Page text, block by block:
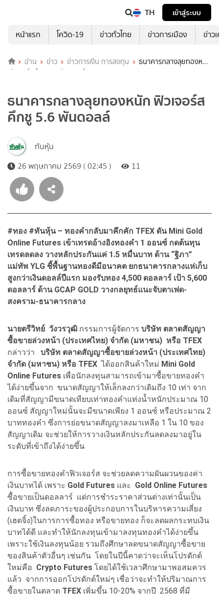
TH
เข้าสู่ระบบ
หน้าแรก
โควิด-19 ข่าวทั่วไทย ข่าวการเมือง ข่าว
อ่าน ข่าว ข่าวการเงิน การลงทุน
ธนาคารกลางลุยทองหนัก
ฟิวเจอร์สคึกชู 5.6 พันดอลล์
ธนาคารกลางลุยทองหนัก ฟิวเจอร์ส
คึกชู 5.6 พันดอลล์
ทันหุ้น
26 พฤษภาคม 2569 ( 02:45 )
11
#ทอง #ทันหุ้น – ทองคำกลับมาคึกคัก TFEX ดัน Mini Gold
Online Futures เข้าเทรดอ้างอิงทองคำ 1 ออนซ์ กดต้นทุน
เทรดลดลง วางหลักประกันแค่ 1.5 หมื่นบาท ด้าน “ฐิภา”
แม่ทัพ YLG ชี้พื้นฐานทองดีมีอนาคต ยกธนาคารกลางแห่เก็บ
สูงกว่าเงินดอลล์ปีแรก มองรับทอง 4,500 ดอลลาร์ เป้า 5,600
ดอลลาร์ ด้าน GCAP GOLD วางกลยุทธ์แนะจับตาเฟด-
สงคราม-ธนาคารกลาง
นายตรีวิทย์ วังวรวุฒิ กรรมการผู้จัดการ บริษัท ตลาดสัญญา
ซื้อขายล่วงหน้า (ประเทศไทย) จำกัด (มหาชน) หรือ TFEX
กล่าวว่า
บริษัท ตลาดสัญญาซื้อขายล่วงหน้า (ประเทศไทย)
จำกัด (มหาชน) หรือ TFEX ได้ออกสินค้าใหม่ Mini Gold
Online Futures เพื่อนักลงทุนสามารถเข้ามาซื้อขายทองคำ
ได้ง่ายขึ้นจาก ขนาดสัญญาให้เล็กลงกว่าเดิมถึง 10 เท่า จาก
เดิมที่สัญญามีขนาดเทียบเท่าทองคำแท่งน้ำหนักประมาณ 10
ออนซ์ สัญญาใหม่นั้นจะมีขนาดเพียง 1 ออนซ์ หรือประมาณ 2
บาททองคำ ซึ่งการย่อขนาดสัญญาลงมาเหลือ 1 ใน 10 ของ
สัญญาเดิม จะช่วยให้การวางเงินหลักประกันลดลงมาอยู่ใน
ระดับที่เข้าถึงได้ง่ายขึ้น
การซื้อขายทองคำฟิวเจอร์ส จะช่วยลดความผันผวนของค่า
เงินบาทได้ เพราะ Gold Futures และ Gold Online Futures
ซื้อขายเป็นดอลลาร์ แต่การชำระราคาส่วนต่างเท่านั้นเป็น
เงินบาท ซึ่งลดภาระของผู้ประกอบการในบริหารความเสี่ยง
(เฮดจิ้ง)ในการการซื้อทอง หรือขายทอง ก็จะลดผลกระทบเงิน
บาทได้ดี และทำให้นักลงทุนเข้ามาลงทุนทองคำได้ง่ายขึ้น
เพราะใช้เงินลงทุนน้อย รวมถึงศึกษาลดขนาดสัญญาซื้อขาย
ของสินค้าตัวอื่นๆ เช่นกัน โดยในปีนี้คาดว่าจะเห็นโปรดักต์
ใหม่คือ Crypto Futures โดยได้ใช้เวลาศึกษามาพอสมควร
แล้ว จากการออกโปรดักต์ใหม่ๆ เชื่อว่าจะทำให้ปริมาณการ
ซื้อขายในตลาด TFEX เพิ่มขึ้น 10-20% จากปี 2568 ที่มี